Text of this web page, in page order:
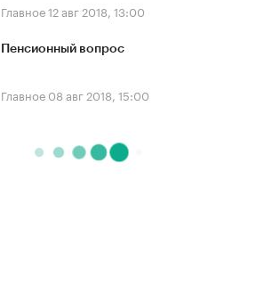
Главное12 авг 2018, 13:00
Пенсионный вопрос
Главное 08 авг 2018, 15:00